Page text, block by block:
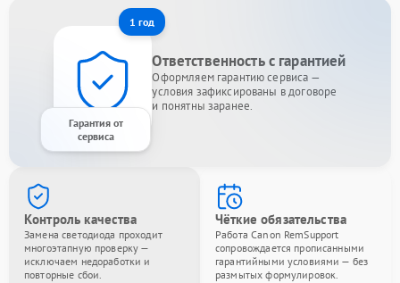
1 год
Гарантия от
сервиса
Ответственность с гарантией
Оформляем гарантию сервиса —
условия зафиксированы в договоре
и понятны заранее.
Контроль качества
Замена светодиода проходит
многоэтапную проверку —
исключаем недоработки и
повторные сбои.
Чёткие обязательства
Работа Canon RemSupport
сопровождается прописанными
гарантийными условиями — без
размытых формулировок.